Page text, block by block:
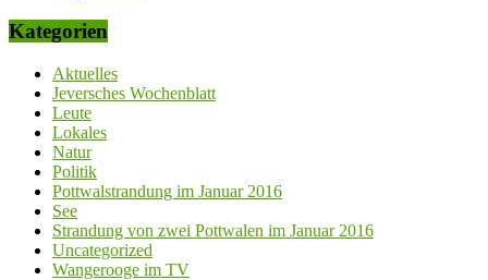
Kategorien
Aktuelles
Jeversches Wochenblatt
Leute
Lokales
Natur
Politik
Pottwalstrandung im Januar 2016
See
Strandung von zwei Pottwalen im Januar 2016
Uncategorized
Wangerooge im TV